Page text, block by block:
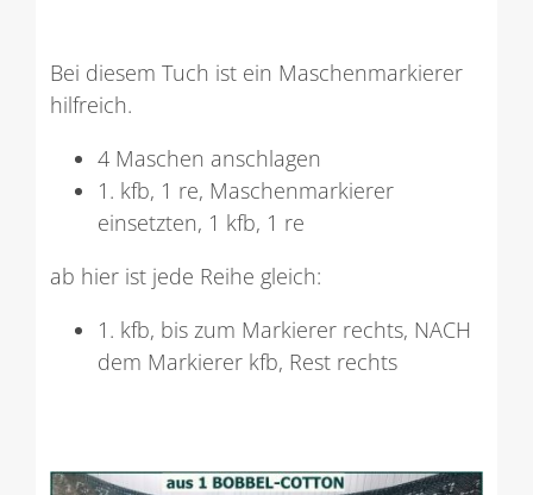
Bei diesem Tuch ist ein Maschenmarkierer
hilfreich.
4 Maschen anschlagen
1. kfb, 1 re, Maschenmarkierer
einsetzten, 1 kfb, 1 re
ab hier ist jede Reihe gleich:
1. kfb, bis zum Markierer rechts, NACH
dem Markierer kfb, Rest rechts